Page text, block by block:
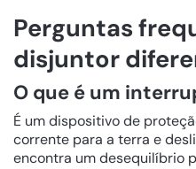
Perguntas
disjuntor
O que é um
É um dispositivo de
corrente para a terra e
encontra um desequilíbrio